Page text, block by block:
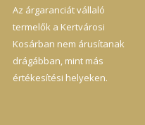
Az árgaranciát vállaló
termelők a Kertvárosi
Kosárban nem árusítanak
drágábban, mint más
értékesítési helyeken.